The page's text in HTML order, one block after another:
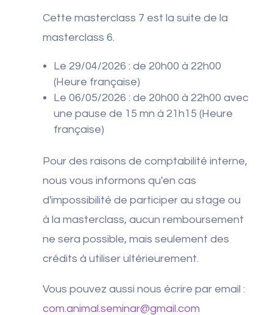
2026
Cette masterclass 7 est la suite de la
masterclass 6.
Le 29/04/2026 : de 20h00 à 22h00
(Heure française)
Le 06/05/2026 : de 20h00 à 22h00 avec
une pause de 15 mn à 21h15 (Heure
française)
Pour des raisons de comptabilité interne,
nous vous informons qu'en cas
d'impossibilité de participer au stage ou
à la masterclass, aucun remboursement
ne sera possible, mais seulement des
crédits à utiliser ultérieurement.
Vous pouvez aussi nous écrire par email :
com.animal.seminar@gmail.com